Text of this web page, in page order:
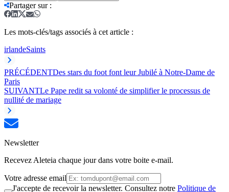
Partager sur:
Les mots-clés/tags associés à cet article :
irlandeSaints
PRÉCÉDENTDes stars du foot font leur Jubilé à Notre-Dame de
Paris
SUIVANTLe Pape redit sa volonté de simplifier le processus de
nullité de mariage
Newsletter
Recevez Aleteia chaque jour dans votre boite e-mail.
Votre adresse email
J'accepte de recevoir la newsletter. Consultez notre Politique de